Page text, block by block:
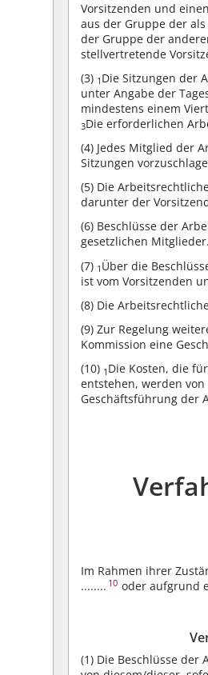
Vorsitzenden und
aus der Gruppe der
der Gruppe der
stellvertretende
(3) 1 Die Sitzungen der
unter Angabe der
mindestens einem
3Die erforderlichen
(4) Jedes Mitglied der
Sitzungen
(5) Die
darunter der
(6) Beschlüsse der
gesetzlichen Mitglieder.
(7) 1 Über die
ist vom Vorsitzenden
(8) Die
(9) Zur Regelung
Kommission eine
(10) 1 Die Kosten, die
entstehen, werden
Geschäftsführung der
Im Rahmen ihrer
........ 10 oder aufgrund
(1) Die Beschlüsse der